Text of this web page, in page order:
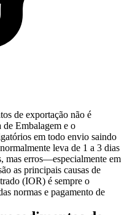
de exportação não é
Embalagem e o
em todo envio saindo
leva de 1 a 3 dias
mas erros—especialmente em
as principais causas de
(IOR) é sempre o
normas e pagamento de